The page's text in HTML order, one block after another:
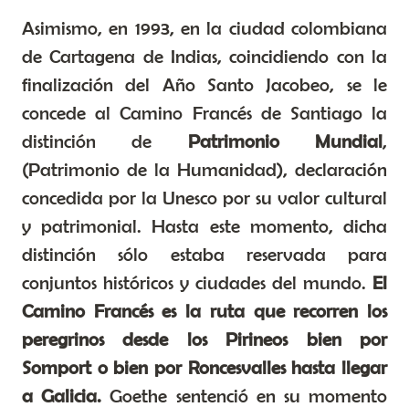
Asimismo, en 1993, en la ciudad colombiana
de Cartagena de Indias, coincidiendo con la
finalización del Año Santo Jacobeo, se le
concede al Camino Francés de Santiago la
distinción de Patrimonio Mundial,
(Patrimonio de la Humanidad), declaración
concedida por la Unesco por su valor cultural
y patrimonial. Hasta este momento, dicha
distinción sólo estaba reservada para
conjuntos históricos y ciudades del mundo. El
Camino Francés es la ruta que recorren los
peregrinos desde los Pirineos bien por
Somport o bien por Roncesvalles hasta llegar
a Galicia. Goethe sentenció en su momento